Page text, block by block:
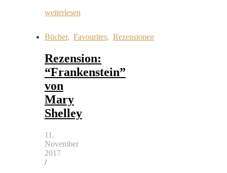
weiterlesen
Bücher, Favourites, Rezensionen
Rezension:
“Frankenstein”
von
Mary
Shelley
11.
November
2017
/